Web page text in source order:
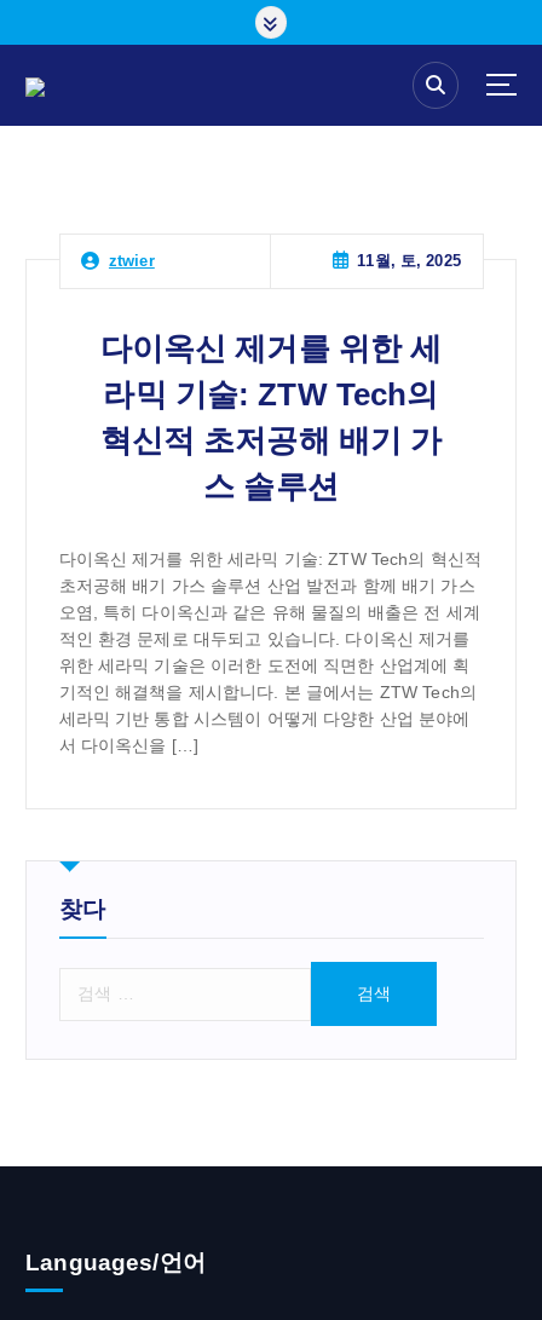
ztwier 11월, 토, 2025
다이옥신 제거를 위한 세
라믹 기술: ZTW Tech의
혁신적 초저공해 배기 가
스 솔루션
다이옥신 제거를 위한 세라믹 기술: ZTW Tech의 혁신적
초저공해 배기 가스 솔루션 산업 발전과 함께 배기 가스
오염, 특히 다이옥신과 같은 유해 물질의 배출은 전 세계
적인 환경 문제로 대두되고 있습니다. 다이옥신 제거를
위한 세라믹 기술은 이러한 도전에 직면한 산업계에 획
기적인 해결책을 제시합니다. 본 글에서는 ZTW Tech의
세라믹 기반 통합 시스템이 어떻게 다양한 산업 분야에
서 다이옥신을 […]
찾다
Languages/언어